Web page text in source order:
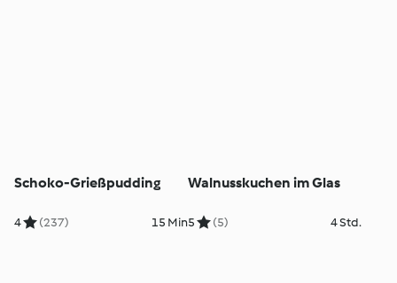
Schoko-Grießpudding
4 (237) 15 Min
Walnusskuchen im Glas
5 (5) 4 Std.